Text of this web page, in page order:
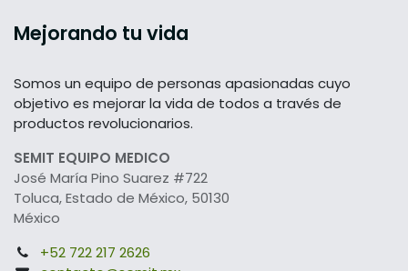
Mejorando tu vida
Somos un equipo de personas apasionadas cuyo
objetivo es mejorar la vida de todos a través de
productos revolucionarios.
SEMIT EQUIPO MEDICO
José María Pino Suarez #722
Toluca, Estado de México, 50130
México
+52 722 217 2626